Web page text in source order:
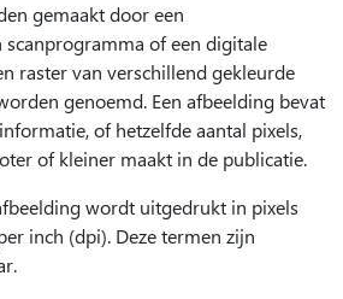
gemaakt door een
of een digitale
raster van verschillend gekleurde
genoemd. Een afbeelding bevat
of hetzelfde aantal pixels,
of kleiner maakt in de publicatie.
wordt uitgedrukt in pixels
inch (dpi). Deze termen zijn